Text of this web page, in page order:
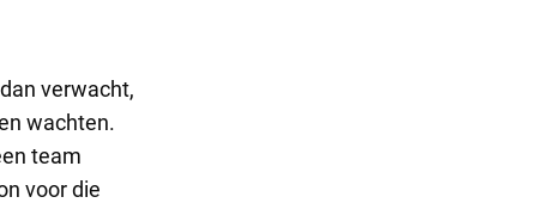
verwacht,
wachten.
team
voor die